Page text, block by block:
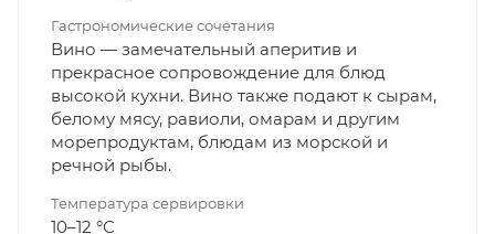
Гастрономические сочетания
Вино — замечательный аперитив и
прекрасное сопровождение для блюд
высокой кухни. Вино также подают к сырам,
белому мясу, равиоли, омарам и другим
морепродуктам, блюдам из морской и
речной рыбы.
Температура сервировки
10–12 °С